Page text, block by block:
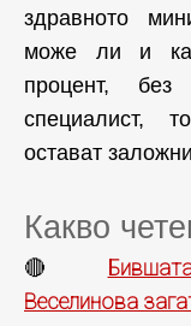
здравното
може ли и
процент, без
специалист,
остават
Какво
🔴
Веселинова